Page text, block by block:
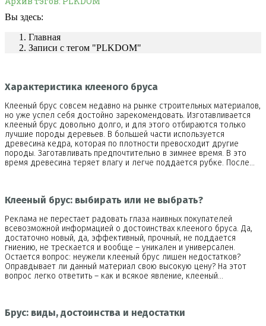
Вы здесь:
Главная
Записи с тегом "PLKDOM"
Характеристика клееного бруса
Клееный брус совсем недавно на рынке строительных материалов,
но уже успел себя достойно зарекомендовать. Изготавливается
клееный брус довольно долго, и для этого отбираются только
лучшие породы деревьев. В большей части используется
древесина кедра, которая по плотности превосходит другие
породы. Заготавливать предпочтительно в зимнее время. В это
время древесина теряет влагу и легче поддается рубке. После…
Клееный брус: выбирать или не выбрать?
Реклама не перестает радовать глаза наивных покупателей
всевозможной информацией о достоинствах клееного бруса. Да,
достаточно новый, да, эффективный, прочный, не поддается
гниению, не трескается и вообще – уникален и универсален.
Остается вопрос: неужели клееный брус лишен недостатков?
Оправдывает ли данный материал свою высокую цену? На этот
вопрос легко ответить – как и всякое явление, клееный…
Брус: виды, достоинства и недостатки